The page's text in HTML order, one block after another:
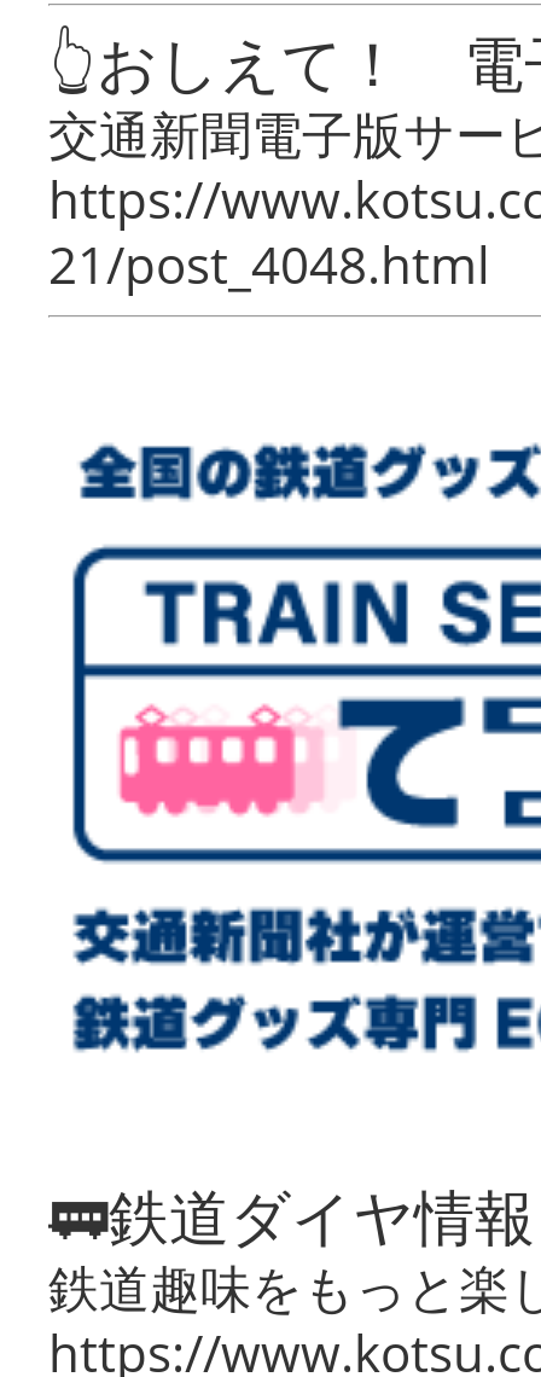
👆おしえて！ 電
交通新聞電子版サー
https://
21/post_4048.html
🚃鉄道ダイヤ情
鉄道趣味をもっと楽
https://